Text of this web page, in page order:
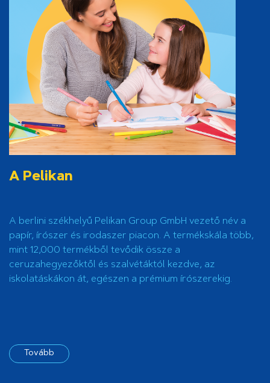
A Pelikan
A berlini székhelyű Pelikan Group GmbH vezető név a
papír, írószer és irodaszer piacon. A termékskála több,
mint 12,000 termékből tevődik össze a
ceruzahegyezőktől és szalvétáktól kezdve, az
iskolatáskákon át, egészen a prémium írószerekig.
Tovább